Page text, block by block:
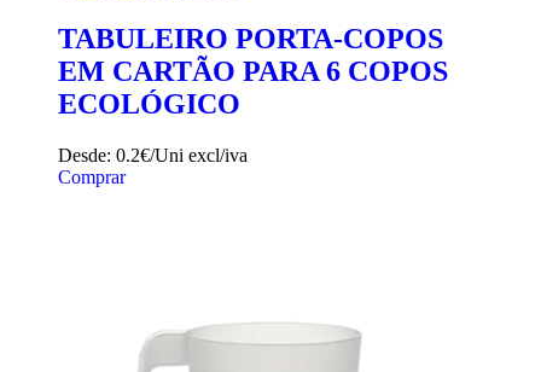
TABULEIRO PORTA-COPOS
EM CARTÃO PARA 6 COPOS
ECOLÓGICO
Desde: 0.2€/Uni excl/iva
Comprar